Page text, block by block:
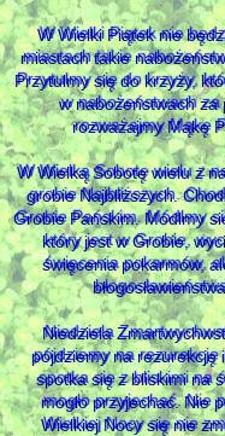
W Wielki Piątek nie
miastach takie
Przytulmy się do krzyży,
w nabożeństwach za
rozważajmy Mąkę
W Wielką Sobotę wielu z
grobie Najbliższych.
Grobie Pańskim. Módlmy
który jest w Grobie,
święcenia pokarmów,
Niedziela
pójdziemy na rezurekcję
spotka się z bliskimi na
mogło przyjechać. Nie
Wielkiej Nocy się nie